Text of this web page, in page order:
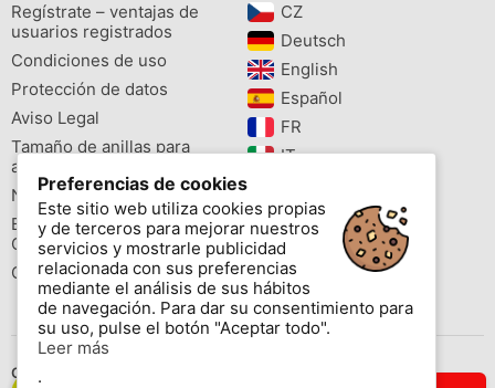
Regístrate – ventajas de
usuarios registrados
Condiciones de uso
Protección de datos
Aviso Legal
Tamaño de anillas para
aves
Newsletter
Buscador de especies
Cites
Colores de las anillas
CZ‎
Deutsch‎
English‎
Español‎
FR‎
IT‎
PL‎
PT‎
Preferencias de cookies
Este sitio web utiliza cookies propias
y de terceros para mejorar nuestros
servicios y mostrarle publicidad
relacionada con sus preferencias
mediante el análisis de sus hábitos
de navegación. Para dar su consentimiento para
su uso, pulse el botón "Aceptar todo".
Leer más
.
Contáctenos